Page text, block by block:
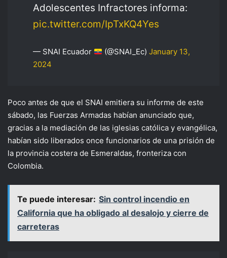
Adolescentes Infractores informa:
pic.twitter.com/IpTxKQ4Yes
— SNAI Ecuador (@SNAI_Ec)January 13,
2024
Poco antes de que el SNAI emitiera su informe de este
sábado, las Fuerzas Armadas habían anunciado que,
gracias a la mediación de las iglesias católica y evangélica,
habían sido liberados once funcionarios de una prisión de
la provincia costera de Esmeraldas, fronteriza con
Colombia.
Te puede interesar: Sin control incendio en
California que ha obligado al desalojo y cierre de
carreteras